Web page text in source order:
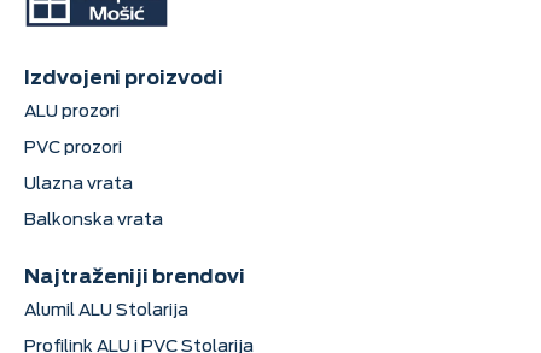
Izdvojeni proizvodi
ALU prozori
PVC prozori
Ulazna vrata
Balkonska vrata
Najtraženiji brendovi
Alumil ALU Stolarija
Profilink ALU i PVC Stolarija